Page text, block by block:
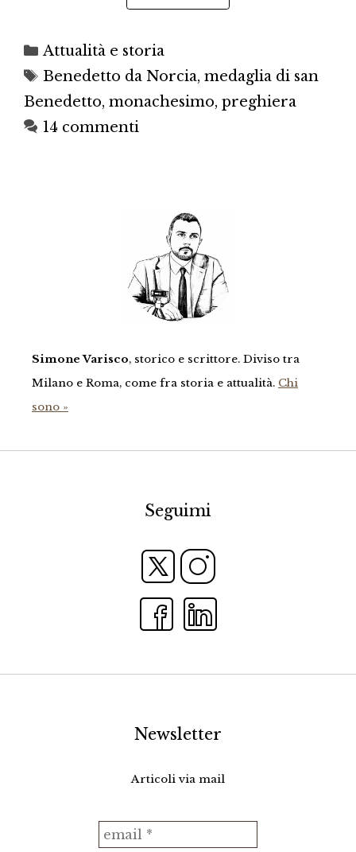
Categorie
Attualità e storia
Tag
Benedetto da Norcia, medaglia di san
Benedetto, monachesimo, preghiera
14 commenti
Simone Varisco, storico e scrittore. Diviso tra
Milano e Roma, come fra storia e attualità. Chi
sono »
Seguimi
Newsletter
Articoli via mail